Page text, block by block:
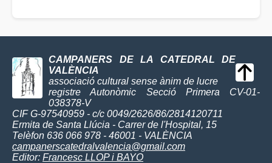
CAMPANERS DE LA CATEDRAL DE
VALÈNCIA
associació cultural sense ànim de lucre
registre Autonòmic Secció Primera CV-01-
038378-V
CIF G-97540959 - c/c 0049/2626/86/2814120711
Ermita de Santa Llúcia - Carrer de l'Hospital, 15
Telèfon 636 066 978 - 46001 - VALÈNCIA
campanerscatedralvalencia@gmail.com
Editor: Francesc LLOP i BAYO